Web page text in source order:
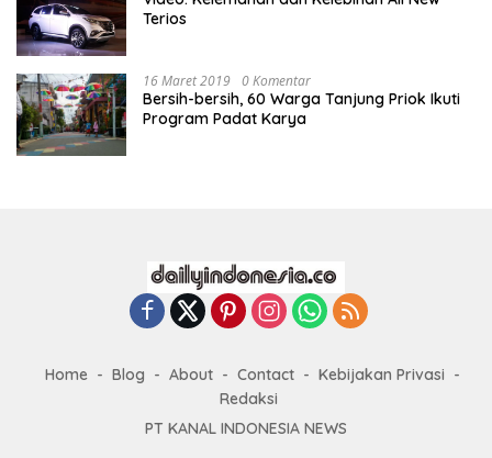
Terios
16 Maret 2019 0 Komentar
Bersih-bersih, 60 Warga Tanjung Priok Ikuti
Program Padat Karya
Home Blog About Contact
Kebijakan Privasi
Redaksi
PT KANAL INDONESIA NEWS